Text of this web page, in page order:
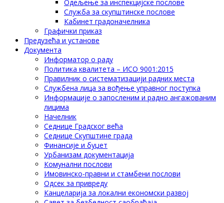
Одељење за инспекцијске послове
Служба за скупштинске послове
Кабинет градоначелника
Графички приказ
Предузећа и установе
Документа
Информатор о раду
Политика квалитета – ИСО 9001:2015
Правилник о систематизацији радних места
Службена лица за вођење управног поступка
Информације о запосленим и радно ангажованим
лицима
Начелник
Седнице Градског већа
Седнице Скупштине града
Финансије и буџет
Урбанизам документација
Комунални послови
Имовинско-правни и стамбени послови
Одсек за привреду
Канцеларија за локални економски развој